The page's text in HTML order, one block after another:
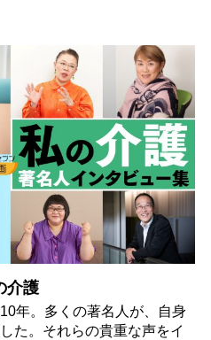
介護
年。多くの著名人が、自身
た。それらの貴重な声をイ